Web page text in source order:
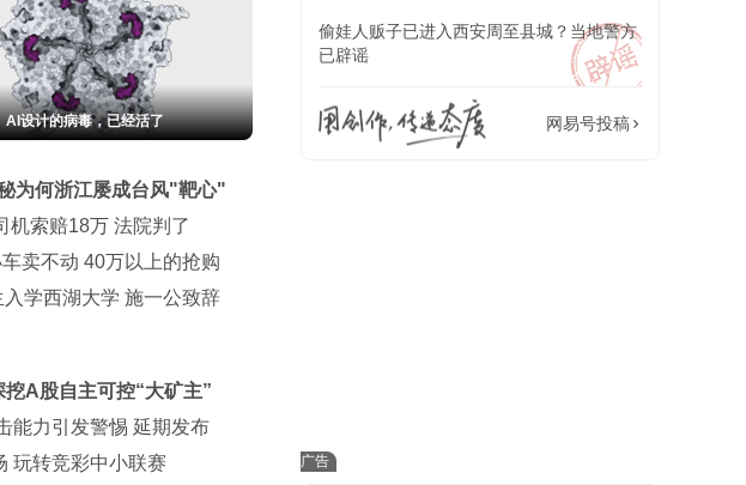
强势反弹 有人火速变现18万元
偷娃人贩子已进入西安周至县城？当地警方
已辟谣
网易号投稿
为何浙江屡成台风"靶心"
机索赔18万 法院判了
卖不动 40万以上的抢购
学西湖大学 施一公致辞
A股自主可控“大矿主”
能力引发警惕 延期发布
玩转竞彩中小联赛